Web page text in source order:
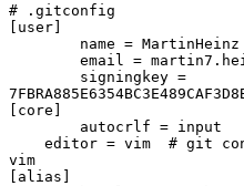
# .gitconfig
[user]
[core]
vim
[alias]